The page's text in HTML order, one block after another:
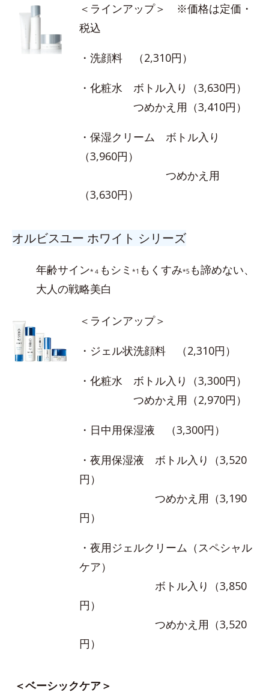
＜ラインアップ＞ ※価格は定価・
税込
・洗顔料 （2,310円）
・化粧水 ボトル入り（3,630円）
つめかえ用（3,410円）
・保湿クリーム ボトル入り
（3,960円）
つめかえ用
（3,630円）
オルビスユー ホワイト シリーズ
年齢サイン*４ もシミ *1 もくすみ*5 も諦めない、
大人の戦略美白
＜ラインアップ＞
・ジェル状洗顔料 （2,310円）
・化粧水 ボトル入り（3,300円）
つめかえ用（2,970円）
・日中用保湿液 （3,300円）
・夜用保湿液 ボトル入り（3,520
円）
つめかえ用（3,190
円）
・夜用ジェルクリーム（スペシャル
ケア）
ボトル入り（3,850
円）
つめかえ用（3,520
円）
＜ベーシックケア＞